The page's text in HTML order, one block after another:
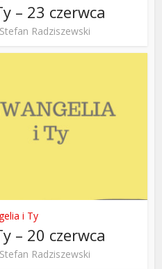
– 23 czerwca
Radziszewski
i Ty
– 20 czerwca
Radziszewski